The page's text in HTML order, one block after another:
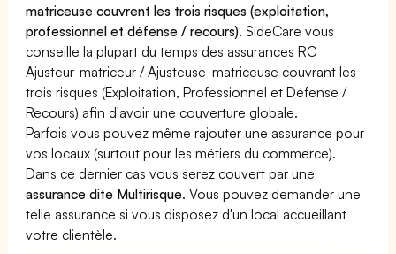
matriceuse couvrent les trois risques (exploitation,
professionnel et défense / recours). SideCare vous
conseille la plupart du temps des assurances RC
Ajusteur-matriceur / Ajusteuse-matriceuse couvrant les
trois risques (Exploitation, Professionnel et Défense /
Recours) afin d'avoir une couverture globale.
Parfois vous pouvez même rajouter une assurance pour
vos locaux (surtout pour les métiers du commerce).
Dans ce dernier cas vous serez couvert par une
assurance dite Multirisque. Vous pouvez demander une
telle assurance si vous disposez d'un local accueillant
votre clientèle.